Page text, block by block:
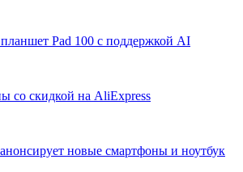
Pad 100 с поддержкой AI
со скидкой на AliExpress
новые смартфоны и ноутбук